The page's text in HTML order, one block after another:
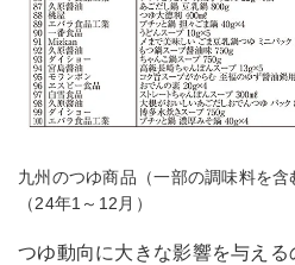
九州のつゆ商品（一部の調味料を
（24年1～12月）
つゆ動向に大きな影響を与え